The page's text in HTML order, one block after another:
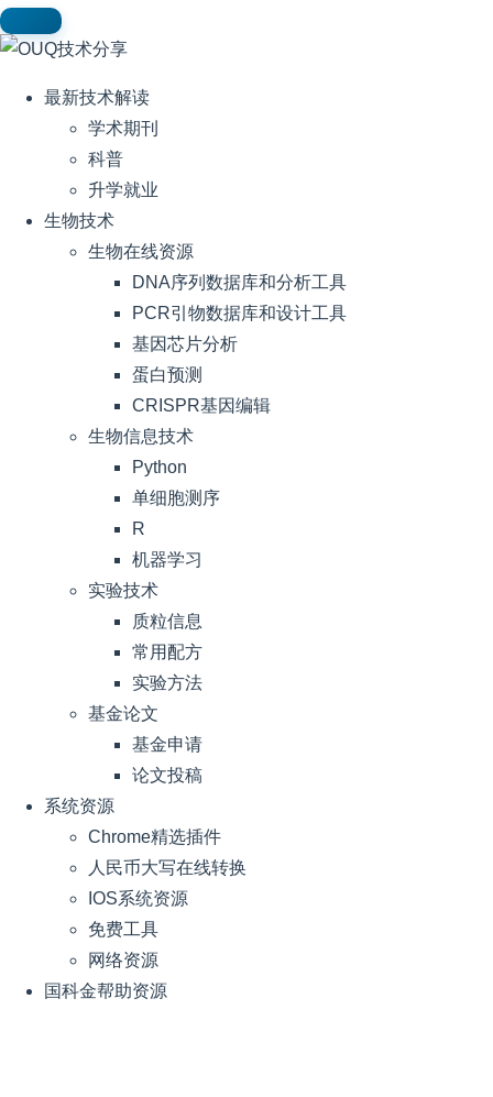
最新技术解读
学术期刊
科普
升学就业
生物技术
生物在线资源
DNA序列数据库和分析工具
PCR引物数据库和设计工具
基因芯片分析
蛋白预测
CRISPR基因编辑
生物信息技术
Python
单细胞测序
R
机器学习
实验技术
质粒信息
常用配方
实验方法
基金论文
基金申请
论文投稿
系统资源
Chrome精选插件
人民币大写在线转换
IOS系统资源
免费工具
网络资源
国科金帮助资源